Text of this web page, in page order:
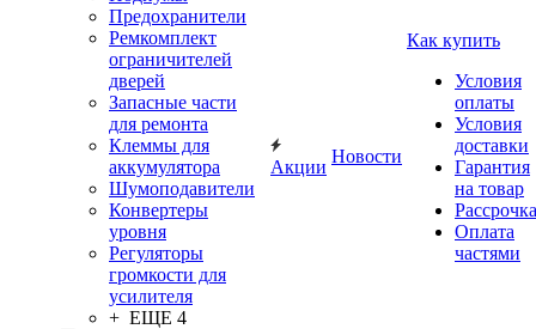
Предохранители
Ремкомплект
ограничителей
дверей
Запасные части
для ремонта
Клеммы для
аккумулятора
Шумоподавители
Конвертеры
уровня
Регуляторы
громкости для
усилителя
+ ЕЩЕ 4
Акции
Новости
Как купить
Условия
оплаты
Условия
доставки
Гарантия
на товар
Рассрочка
Оплата
частями